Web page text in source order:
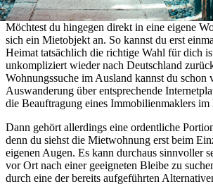
Möchtest du hingegen direkt in eine eigene
sich ein Mietobjekt an. So kannst du erst
Heimat tatsächlich die richtige Wahl für dich
unkompliziert wieder nach Deutschland
Wohnungssuche im Ausland kannst du schon
Auswanderung über entsprechende
die Beauftragung eines Immobilienmaklers im
Dann gehört allerdings eine ordentliche
denn du siehst die Mietwohnung erst beim
eigenen Augen. Es kann durchaus sinnvoller
vor Ort nach einer geeigneten Bleibe zu
durch eine der bereits aufgeführten